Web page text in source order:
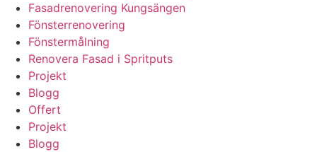
Fasadrenovering Kungsängen
Fönsterrenovering
Fönstermålning
Renovera Fasad i Spritputs
Projekt
Blogg
Offert
Projekt
Blogg